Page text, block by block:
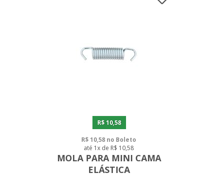
R$ 10,58
R$ 10,58 no Boleto
até 1x de R$ 10,58
MOLA PARA MINI CAMA
ELÁSTICA